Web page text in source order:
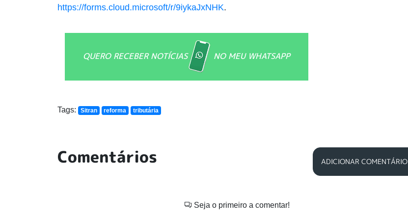
https://forms.cloud.microsoft/r/9iykaJxNHK.
QUERO RECEBER NOTÍCIAS NO MEU WHATSAPP
Tags: Sitran reforma tributária
Comentários ADICIONAR COMENTÁRIO
Seja o primeiro a comentar!